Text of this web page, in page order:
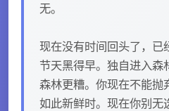
无。
现在没有时间回头了，已
节天黑得早。独自进入森
森林更糟。你现在不能
如此新鲜时。现在你别无